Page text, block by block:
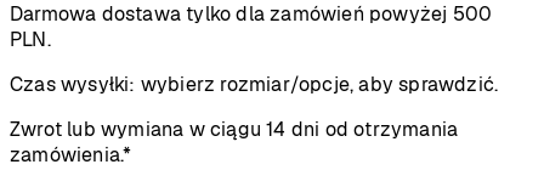
Darmowa dostawa tylko dla zamówień powyżej 500
PLN.
Czas wysyłki: wybierz rozmiar/opcje, aby sprawdzić.
Zwrot lub wymiana w ciągu 14 dni od otrzymania
zamówienia.*